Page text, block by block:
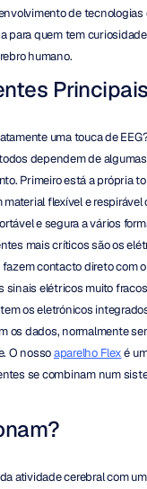
de tecnologias
para quem tem
humano.
Principais
uma touca de
dependem de
Primeiro está a própria
flexível e respirável
e segura a vários
mais críticos são os
contacto direto com
sinais elétricos muito
os eletrónicos
os dados, normalmente
O nosso aparelho Flex é
se combinam num
atividade cerebral com